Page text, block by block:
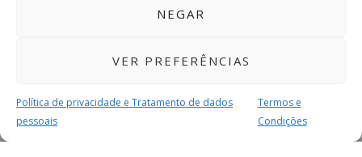
NEGAR
VER PREFERÊNCIAS
Política de privacidade e Tratamento de dados
pessoais
Termos e
Condições